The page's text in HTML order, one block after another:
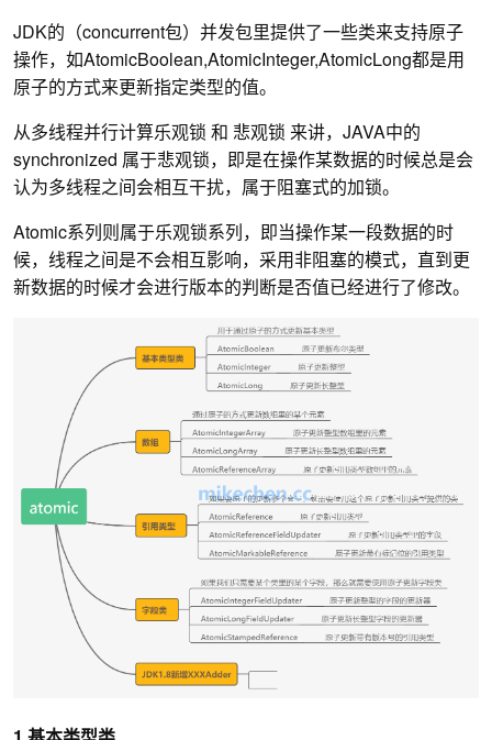
JDK的（concurrent包）并发包里提供了一些类来支持原子
操作，如AtomicBoolean,AtomicInteger,AtomicLong都是用
原子的方式来更新指定类型的值。
从多线程并行计算乐观锁 和 悲观锁 来讲，JAVA中的
synchronized 属于悲观锁，即是在操作某数据的时候总是会
认为多线程之间会相互干扰，属于阻塞式的加锁。
Atomic系列则属于乐观锁系列，即当操作某一段数据的时
候，线程之间是不会相互影响，采用非阻塞的模式，直到更
新数据的时候才会进行版本的判断是否值已经进行了修改。